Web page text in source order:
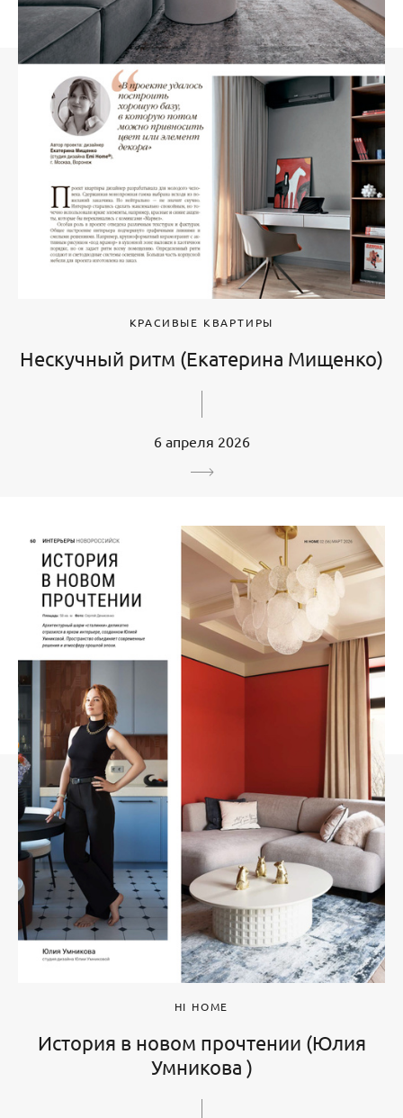
КРАСИВЫЕ КВАРТИРЫ
Нескучный ритм (Екатерина Мищенко)
6 апреля 2026
HI HOME
История в новом прочтении (Юлия
Умникова )